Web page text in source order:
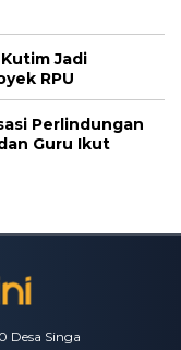
Jadi
RPU
Perlindungan
Guru Ikut
Desa Singa